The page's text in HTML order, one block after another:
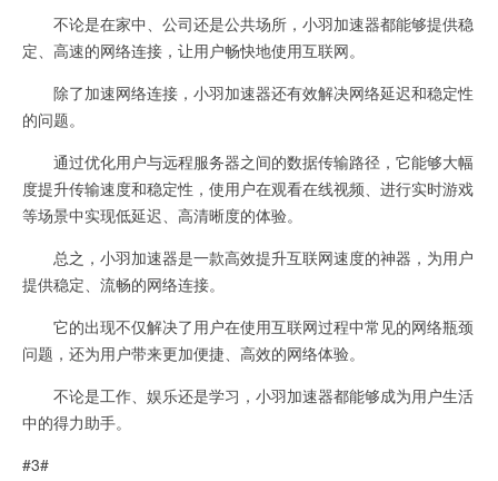
不论是在家中、公司还是公共场所，小羽加速器都能够提供稳
定、高速的网络连接，让用户畅快地使用互联网。
除了加速网络连接，小羽加速器还有效解决网络延迟和稳定性
的问题。
通过优化用户与远程服务器之间的数据传输路径，它能够大幅
度提升传输速度和稳定性，使用户在观看在线视频、进行实时游戏
等场景中实现低延迟、高清晰度的体验。
总之，小羽加速器是一款高效提升互联网速度的神器，为用户
提供稳定、流畅的网络连接。
它的出现不仅解决了用户在使用互联网过程中常见的网络瓶颈
问题，还为用户带来更加便捷、高效的网络体验。
不论是工作、娱乐还是学习，小羽加速器都能够成为用户生活
中的得力助手。
#3#